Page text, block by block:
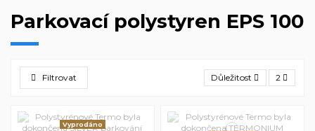
Parkovací polystyren EPS 100
Filtrovat Důležitost 2
Vyprodáno